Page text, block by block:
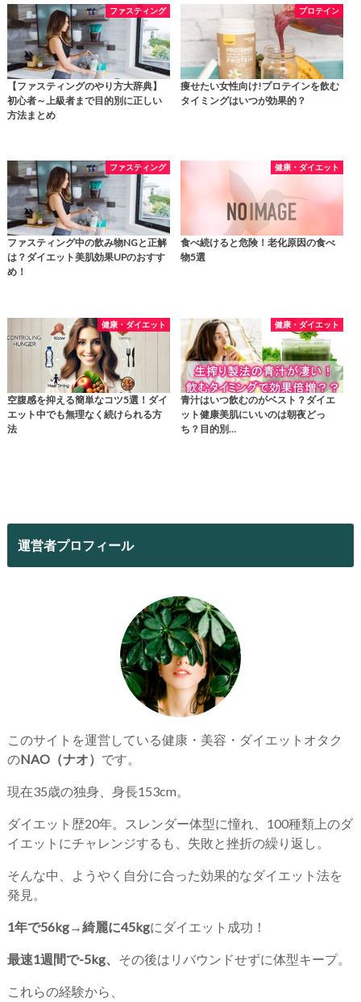
ファスティング
【ファスティングのやり方大辞典】
初心者～上級者まで目的別に正しい
方法まとめ
プロテイン
痩せたい女性向け!プロテインを飲む
タイミングはいつが効果的？
ファスティング
ファスティング中の飲み物NGと正解
は？ダイエット美肌効果UPのおすす
め！
健康・ダイエット
食べ続けると危険！老化原因の食べ
物5選
健康・ダイエット
空腹感を抑える簡単なコツ5選！ダイ
エット中でも無理なく続けられる方
法
健康・ダイエット
青汁はいつ飲むのがベスト？ダイエ
ット健康美肌にいいのは朝夜どっ
ち？目的別…
運営者プロフィール
このサイトを運営している健康・美容・ダイエットオタク
のNAO（ナオ） です。
現在35歳の独身、身長153cm。
ダイエット歴20年。スレンダー体型に憧れ、100種類上のダ
イエットにチャレンジするも、失敗と挫折の繰り返し。
そんな中、ようやく自分に合った効果的なダイエット法を
発見。
1年で56kg→綺麗に45kgにダイエット成功！
最速1週間で-5kg、 その後はリバウンドせずに体型キープ。
これらの経験から、